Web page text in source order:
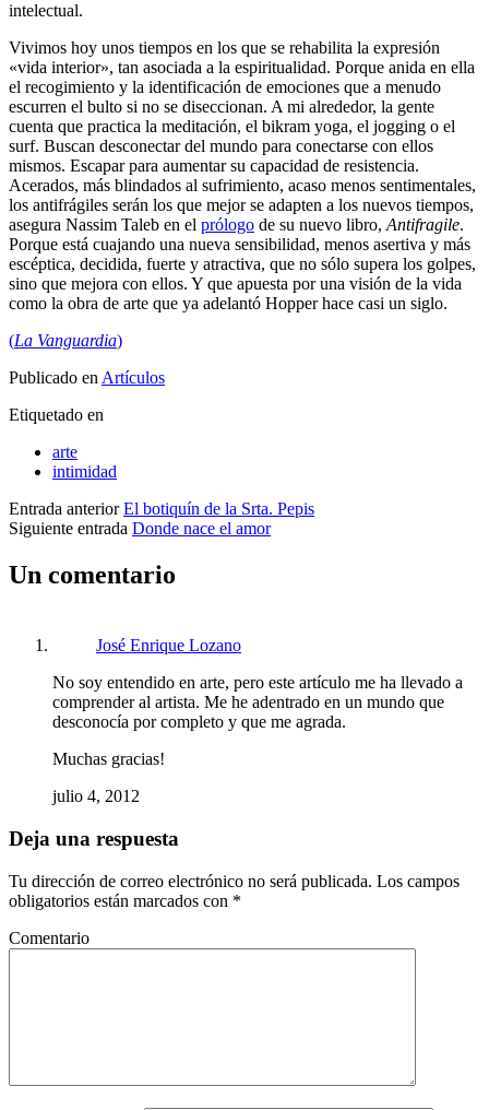
intelectual.
Vivimos hoy unos tiempos en los que se rehabilita la expresión
«vida interior», tan asociada a la espiritualidad. Porque anida en ella
el recogimiento y la identificación de emociones que a menudo
escurren el bulto si no se diseccionan. A mi alrededor, la gente
cuenta que practica la meditación, el bikram yoga, el jogging o el
surf. Buscan desconectar del mundo para conectarse con ellos
mismos. Escapar para aumentar su capacidad de resistencia.
Acerados, más blindados al sufrimiento, acaso menos sentimentales,
los antifrágiles serán los que mejor se adapten a los nuevos tiempos,
asegura Nassim Taleb en el prólogo de su nuevo libro,Antifragile.
Porque está cuajando una nueva sensibilidad, menos asertiva y más
escéptica, decidida, fuerte y atractiva, que no sólo supera los golpes,
sino que mejora con ellos. Y que apuesta por una visión de la vida
como la obra de arte que ya adelantó Hopper hace casi un siglo.
(La Vanguardia)
Publicado enArtículos
Etiquetado en
arte
intimidad
Entrada anterior El botiquín de la Srta. Pepis
Siguiente entrada Donde nace el amor
Un comentario
José Enrique Lozano
No soy entendido en arte, pero este artículo me ha llevado a
comprender al artista. Me he adentrado en un mundo que
desconocía por completo y que me agrada.
Muchas gracias!
julio 4, 2012
Deja una respuesta
Tu dirección de correo electrónico no será publicada. Los campos
obligatorios están marcados con *
Comentario